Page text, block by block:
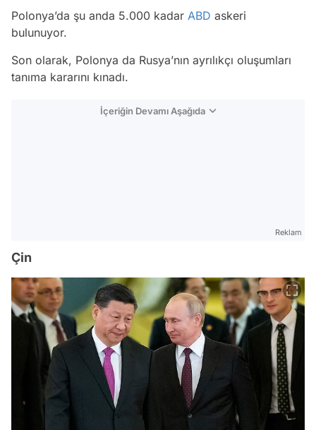
Polonya’da şu anda 5.000 kadar ABD askeri
bulunuyor.
Son olarak, Polonya da Rusya’nın ayrılıkçı oluşumları
tanıma kararını kınadı.
İçeriğin Devamı Aşağıda
Reklam
Çin